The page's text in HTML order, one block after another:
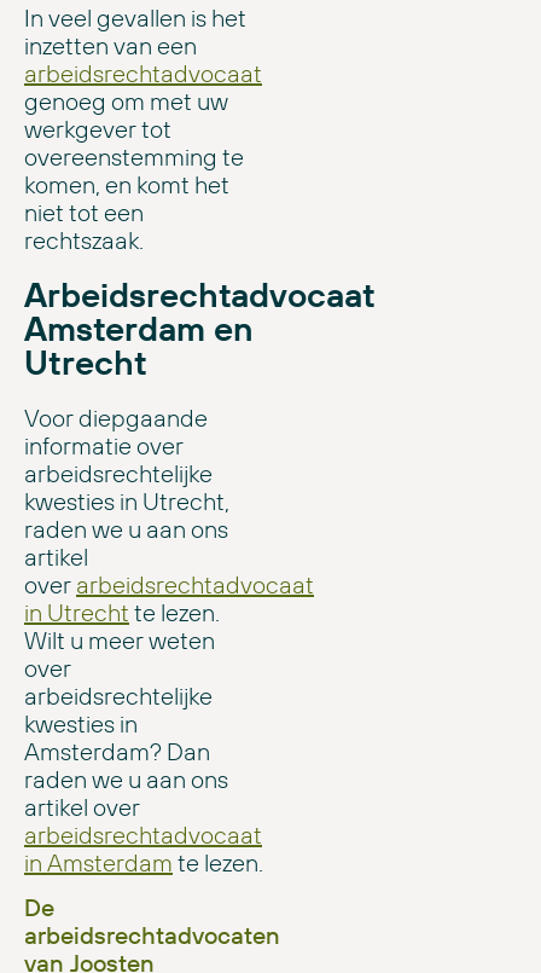
In veel gevallen is het
inzetten van een
arbeidsrechtadvocaat
genoeg om met uw
werkgever tot
overeenstemming te
komen, en komt het
niet tot een
rechtszaak.
Arbeidsrechtadvocaat
Amsterdam en
Utrecht
Voor diepgaande
informatie over
arbeidsrechtelijke
kwesties in Utrecht,
raden we u aan ons
artikel
over arbeidsrechtadvocaat
in Utrecht te lezen.
Wilt u meer weten
over
arbeidsrechtelijke
kwesties in
Amsterdam? Dan
raden we u aan ons
artikel over
arbeidsrechtadvocaat
in Amsterdam te lezen.
De
arbeidsrechtadvocaten
van Joosten